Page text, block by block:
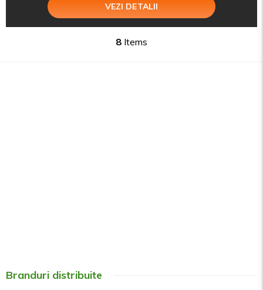
VEZI DETALII
8 Items
Branduri distribuite